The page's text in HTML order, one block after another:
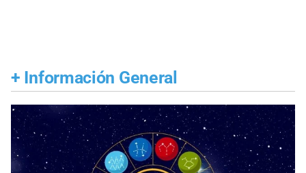
+ Información General